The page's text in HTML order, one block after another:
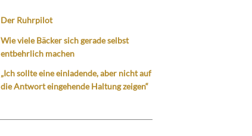
Der Ruhrpilot
Wie viele Bäcker sich gerade selbst
entbehrlich machen
„Ich sollte eine einladende, aber nicht auf
die Antwort eingehende Haltung zeigen“